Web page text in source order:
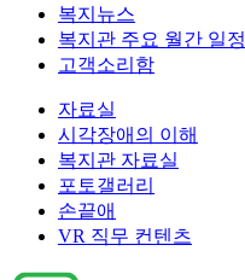
복지뉴스
복지관 주요 월간 일정
고객소리함
자료실
시각장애의 이해
복지관 자료실
포토갤러리
손끝애
VR 직무 컨텐츠